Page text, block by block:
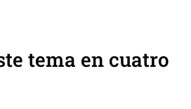
tema en cuatro